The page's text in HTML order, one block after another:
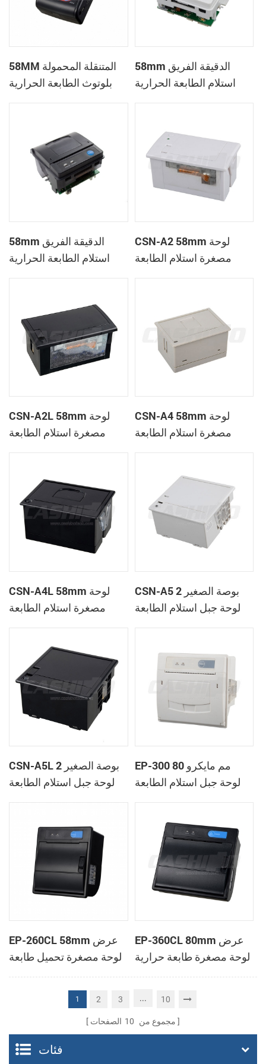
58MM المتنقلة المحمولة
بلوتوث الطابعة الحرارية
58mm الدقيقة الفريق
استلام الطابعة الحرارية
58mm الدقيقة الفريق
استلام الطابعة الحرارية
CSN-A2 58mm لوحة
مصغرة استلام الطابعة
CSN-A2L 58mm لوحة
مصغرة استلام الطابعة
CSN-A4 58mm لوحة
مصغرة استلام الطابعة
CSN-A4L 58mm لوحة
مصغرة استلام الطابعة
CSN-A5 2 بوصة الصغير
لوحة جبل استلام الطابعة
CSN-A5L 2 بوصة الصغير
لوحة جبل استلام الطابعة
EP-300 80 مم مايكرو
لوحة جبل استلام الطابعة
EP-260CL 58mm عرض
لوحة مصغرة تحميل طابعة
حرارية مع لصناعة
السيارات في القاطع
EP-360CL 80mm عرض
لوحة مصغرة طابعة حرارية
مع لصناعة السيارات في
1 2 3 ... 10
مجموع من 10 الصفحات
فئات